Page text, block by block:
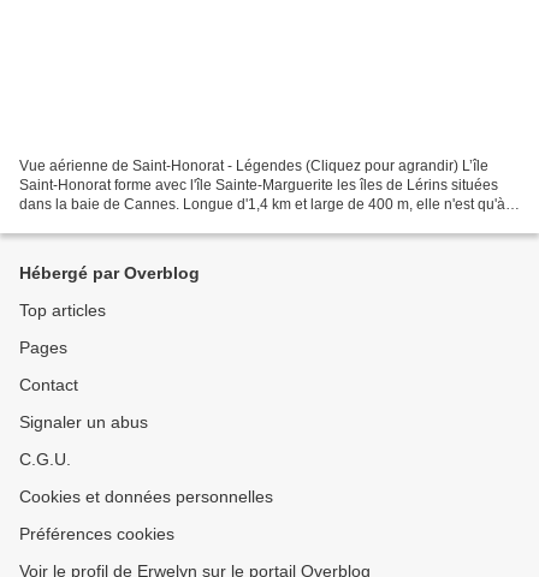
Vue aérienne de Saint-Honorat - Légendes (Cliquez pour agrandir) L’île
Saint-Honorat forme avec l'île Sainte-Marguerite les îles de Lérins situées
dans la baie de Cannes. Longue d'1,4 km et large de 400 m, elle n'est qu'à
Hébergé par Overblog
Top articles
Pages
Contact
Signaler un abus
C.G.U.
Cookies et données personnelles
Préférences cookies
Voir le profil de Erwelyn sur le portail Overblog